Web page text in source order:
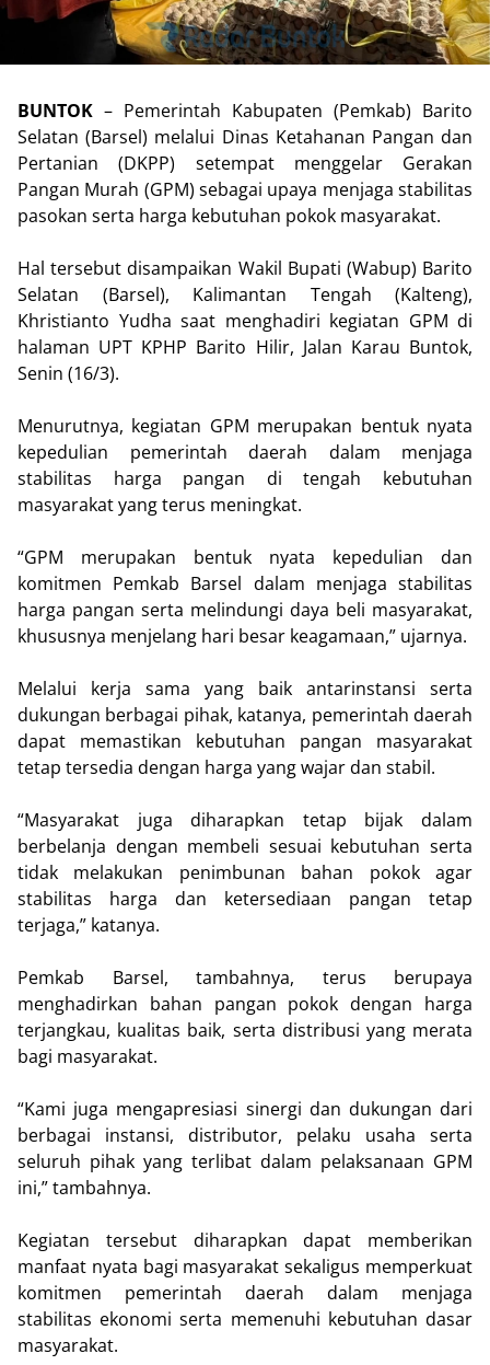
BUNTOK – Pemerintah Kabupaten (Pemkab) Barito
Selatan (Barsel) melalui Dinas Ketahanan Pangan dan
Pertanian (DKPP) setempat menggelar Gerakan
Pangan Murah (GPM) sebagai upaya menjaga stabilitas
pasokan serta harga kebutuhan pokok masyarakat.
Hal tersebut disampaikan Wakil Bupati (Wabup) Barito
Selatan (Barsel), Kalimantan Tengah (Kalteng),
Khristianto Yudha saat menghadiri kegiatan GPM di
halaman UPT KPHP Barito Hilir, Jalan Karau Buntok,
Senin (16/3).
Menurutnya, kegiatan GPM merupakan bentuk nyata
kepedulian pemerintah daerah dalam menjaga
stabilitas harga pangan di tengah kebutuhan
masyarakat yang terus meningkat.
“GPM merupakan bentuk nyata kepedulian dan
komitmen Pemkab Barsel dalam menjaga stabilitas
harga pangan serta melindungi daya beli masyarakat,
khususnya menjelang hari besar keagamaan,” ujarnya.
Melalui kerja sama yang baik antarinstansi serta
dukungan berbagai pihak, katanya, pemerintah daerah
dapat memastikan kebutuhan pangan masyarakat
tetap tersedia dengan harga yang wajar dan stabil.
“Masyarakat juga diharapkan tetap bijak dalam
berbelanja dengan membeli sesuai kebutuhan serta
tidak melakukan penimbunan bahan pokok agar
stabilitas harga dan ketersediaan pangan tetap
terjaga,” katanya.
Pemkab Barsel, tambahnya, terus berupaya
menghadirkan bahan pangan pokok dengan harga
terjangkau, kualitas baik, serta distribusi yang merata
bagi masyarakat.
“Kami juga mengapresiasi sinergi dan dukungan dari
berbagai instansi, distributor, pelaku usaha serta
seluruh pihak yang terlibat dalam pelaksanaan GPM
ini,” tambahnya.
Kegiatan tersebut diharapkan dapat memberikan
manfaat nyata bagi masyarakat sekaligus memperkuat
komitmen pemerintah daerah dalam menjaga
stabilitas ekonomi serta memenuhi kebutuhan dasar
masyarakat.